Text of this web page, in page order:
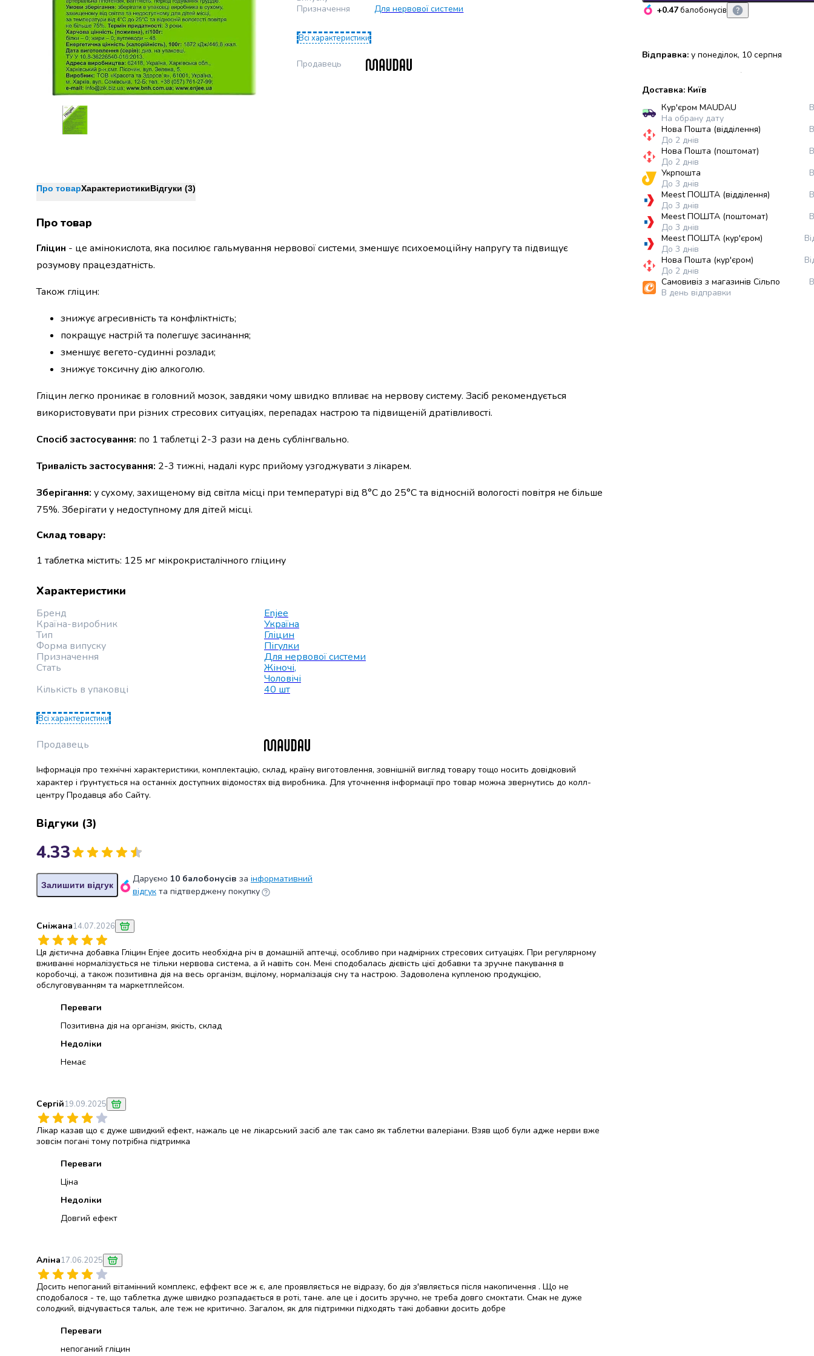
Джин
Ром
Текіла
і
мескаль
Лікери
і
наливки
Настоянки,
бальзами,
біттери
алкоголь
Сидри
меди
Подарункові
алкоголю
напої
Бакалія
Макаронні
Сухі
сніданки
швидкого
Спеції
приправи
Цукор
для
Борошно
перець
Оцет
Продукти
для
ролів
Желе
та
для
Крупи
Рис
Гречана
Вівсяна
Бобові
Булгур
Пшенична
Манна
крупа
Кіноа
Кукурудзяна
крупа
Ячна
крупа
Пшоно
продукти
консерви
Овочева
консервація
М'ясні
консерви
Фруктова
та
маслини
Консервовані
гриби
Мед
Варення
Соуси
маринади
Соуси
Призначення
Для нервової системи
Всі характеристики
Продавець
Про товарХарактеристикиВідгуки (3)
Про товар
Гліцин - це амінокислота, яка посилює гальмування нервової системи, зменшує психоемоційну напругу та підвищує
розумову працездатність.
Також гліцин:
знижує агресивність та конфліктність;
покращує настрій та полегшує засинання;
зменшує вегето-судинні розлади;
знижує токсичну дію алкоголю.
Гліцин легко проникає в головний мозок, завдяки чому швидко впливає на нервову систему. Засіб рекомендується
використовувати при різних стресових ситуаціях, перепадах настрою та підвищеній дратівливості.
Спосіб застосування: по 1 таблетці 2-3 рази на день сублінгвально.
Тривалість застосування: 2-3 тижні, надалі курс прийому узгоджувати з лікарем.
Зберігання: у сухому, захищеному від світла місці при температурі від 8°С до 25°С та відносній вологості повітря не більше
75%. Зберігати у недоступному для дітей місці.
Склад товару:
1 таблетка містить: 125 мг мікрокристалічного гліцину
Характеристики
Бренд
Enjee
Країна-виробник
Україна
Тип
Гліцин
Форма випуску
Пігулки
Призначення
Для нервової системи
Стать
Жіночі,
Чоловічі
Кількість в упаковці
40 шт
Всі характеристики
Продавець
Інформація про технічні характеристики, комплектацію, склад, країну виготовлення, зовнішній вигляд товару тощо носить довідковий
характер і ґрунтується на останніх доступних відомостях від виробника. Для уточнення інформації про товар можна звернутись до колл-
центру Продавця або Сайту.
Відгуки (3)
4.33
Залишити відгук
Даруємо 10 балобонусів за інформативний
відгук та підтверджену покупку
Сніжана14.07.2026
Ця дієтична добавка Гліцин Enjee досить необхідна річ в домашній аптечці, особливо при надмірних стресових ситуаціях. При регулярному
вживанні нормалізується не тільки нервова система, а й навіть сон. Мені сподобалась дієвість цієї добавки та зручне пакування в
коробочці, а також позитивна дія на весь організм, вцілому, нормалізація сну та настрою. Задоволена купленою продукцією,
обслуговуванням та маркетплейсом.
Переваги
Позитивна дія на організм, якість, склад
Недоліки
Немає
Сергій19.09.2025
Лікар казав що є дуже швидкий ефект, нажаль це не лікарський засіб але так само як таблетки валеріани. Взяв щоб були адже нерви вже
зовсім погані тому потрібна підтримка
Переваги
Ціна
Недоліки
Довгий ефект
Аліна17.06.2025
Досить непоганий вітамінний комплекс, еффект все ж є, але проявляється не відразу, бо дія з'являється після накопичення . Що не
сподобалося - те, що таблетка дуже швидко розпадається в роті, тане. але це і досить зручно, не треба довго смоктати. Смак не дуже
солодкий, відчувається тальк, але теж не критично. Загалом, як для підтримки підходять такі добавки досить добре
Переваги
непоганий гліцин
+0.47балобонусів
Відправка: у понеділок, 10 серпня
Доставка: Київ
Кур'єром MAUDAU
На обрану дату
Нова Пошта (відділення)
До 2 днів
Нова Пошта (поштомат)
До 2 днів
Укрпошта
До 3 днів
Meest ПОШТА (відділення)
До 3 днів
Meest ПОШТА (поштомат)
До 3 днів
Meest ПОШТА (кур'єром)
До 3 днів
Нова Пошта (кур'єром)
До 2 днів
Самовивіз з магазинів Сільпо
В день відправки